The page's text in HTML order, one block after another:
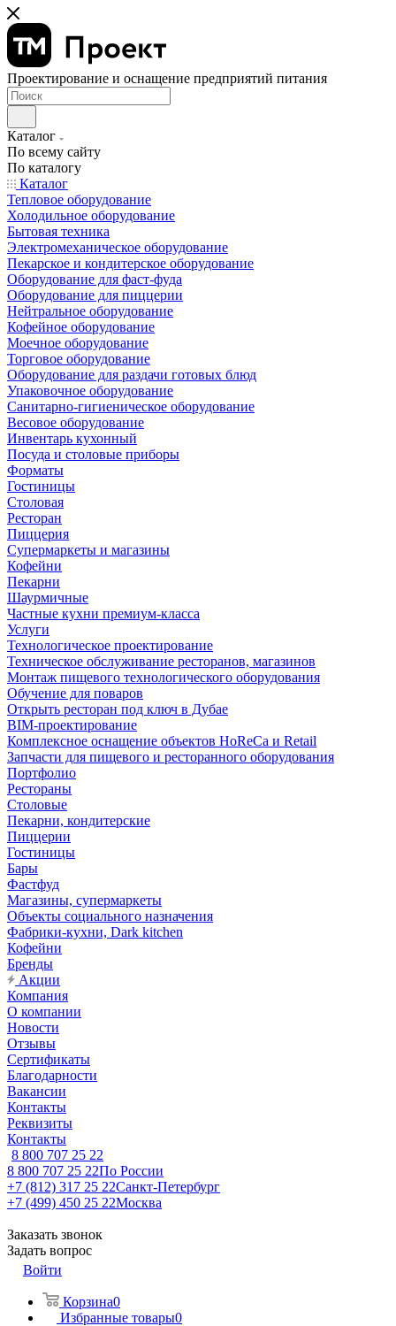
Проектирование и оснащение предприятий питания
Каталог
По всему сайту
По каталогу
Каталог
Тепловое оборудование
Холодильное оборудование
Бытовая техника
Электромеханическое оборудование
Пекарское и кондитерское оборудование
Оборудование для фаст-фуда
Оборудование для пиццерии
Нейтральное оборудование
Кофейное оборудование
Моечное оборудование
Торговое оборудование
Оборудование для раздачи готовых блюд
Упаковочное оборудование
Санитарно-гигиеническое оборудование
Весовое оборудование
Инвентарь кухонный
Посуда и столовые приборы
Форматы
Гостиницы
Столовая
Ресторан
Пиццерия
Супермаркеты и магазины
Кофейни
Пекарни
Шаурмичные
Частные кухни премиум-класса
Услуги
Технологическое проектирование
Техническое обслуживание ресторанов, магазинов
Монтаж пищевого технологического оборудования
Обучение для поваров
Открыть ресторан под ключ в Дубае
BIM-проектирование
Комплексное оснащение объектов HoReCa и Retail
Запчасти для пищевого и ресторанного оборудования
Портфолио
Рестораны
Столовые
Пекарни, кондитерские
Пиццерии
Гостиницы
Бары
Фастфуд
Магазины, супермаркеты
Объекты социального назначения
Фабрики-кухни, Dark kitchen
Кофейни
Бренды
Акции
Компания
О компании
Новости
Отзывы
Сертификаты
Благодарности
Вакансии
Контакты
Реквизиты
Контакты
8 800 707 25 22
8 800 707 25 22По России
+7 (812) 317 25 22Санкт-Петербург
+7 (499) 450 25 22Москва
Заказать звонок
Задать вопрос
Войти
Корзина0
Избранные товары0